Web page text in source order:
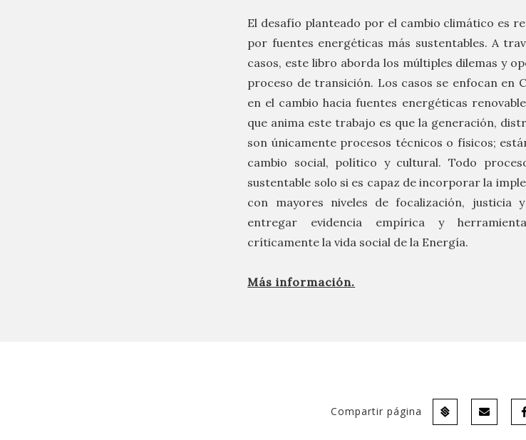
El desafío planteado por el cambio climático es
por fuentes energéticas más sustentables. A
casos, este libro aborda los múltiples dilemas y
proceso de transición. Los casos se enfocan en
en el cambio hacia fuentes energéticas
que anima este trabajo es que la generación,
son únicamente procesos técnicos o físicos;
cambio social, político y cultural. Todo
sustentable solo si es capaz de incorporar la
con mayores niveles de focalización, justicia
entregar evidencia empírica y
críticamente la vida social de la Energía.
Más información.
Compartir página